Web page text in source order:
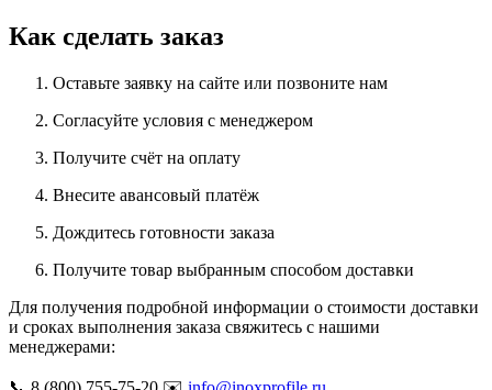
Как сделать заказ
Оставьте заявку на сайте или позвоните нам
Согласуйте условия с менеджером
Получите счёт на оплату
Внесите авансовый платёж
Дождитесь готовности заказа
Получите товар выбранным способом доставки
Для получения подробной информации о стоимости доставки
и сроках выполнения заказа свяжитесь с нашими
менеджерами: